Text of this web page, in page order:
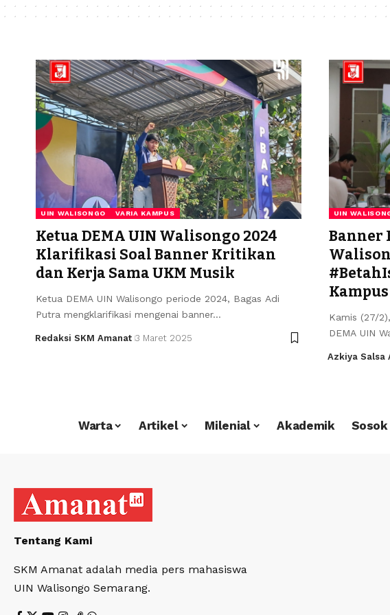
UIN WALISONGO VARIA KAMPUS
Ketua DEMA UIN Walisongo 2024
Klarifikasi Soal Banner Kritikan
dan Kerja Sama UKM Musik
Ketua DEMA UIN Walisongo periode 2024, Bagas Adi
Putra mengklarifikasi mengenai banner…
Redaksi SKM Amanat 3 Maret 2025
UIN
Banner
Kampus
Kamis (27/
DEMA UIN
Azkiya Salsa
Warta Artikel Milenial Akademik Sosok
Tentang Kami
SKM Amanat adalah media pers mahasiswa
UIN Walisongo Semarang.